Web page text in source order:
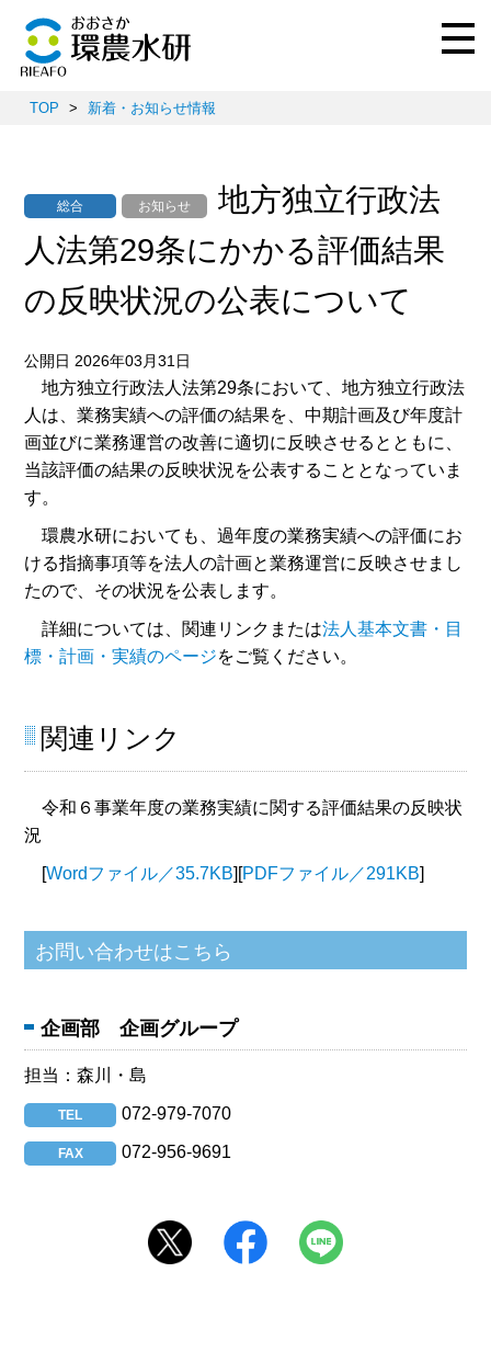
TOP > 新着・お知らせ情報
総合 お知らせ
地方独立行政法
人法第29条にかかる評価結果
の反映状況の公表について
公開日 2026年03月31日
地方独立行政法人法第29条において、地方独立行政法
人は、業務実績への評価の結果を、中期計画及び年度計
画並びに業務運営の改善に適切に反映させるとともに、
当該評価の結果の反映状況を公表することとなっていま
す。
環農水研においても、過年度の業務実績への評価にお
ける指摘事項等を法人の計画と業務運営に反映させまし
たので、その状況を公表します。
詳細については、関連リンクまたは法人基本文書・目
標・計画・実績のページをご覧ください。
関連リンク
令和６事業年度の業務実績に関する評価結果の反映状
況
[Wordファイル／35.7KB][PDFファイル／291KB]
企画部 企画グループ
担当：森川・島
TEL 072-979-7070
FAX 072-956-9691